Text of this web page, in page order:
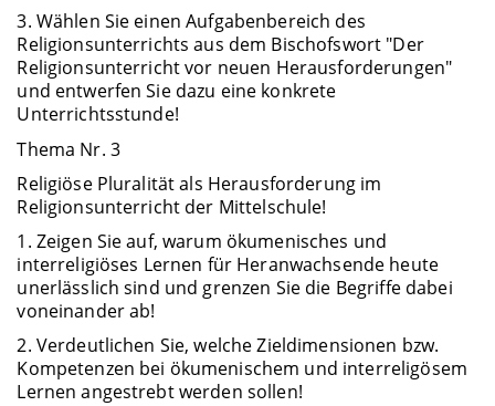
3. Wählen Sie einen Aufgabenbereich des
Religionsunterrichts aus dem Bischofswort "Der
Religionsunterricht vor neuen Herausforderungen"
und entwerfen Sie dazu eine konkrete
Unterrichtsstunde!
Thema Nr. 3
Religiöse Pluralität als Herausforderung im
Religionsunterricht der Mittelschule!
1. Zeigen Sie auf, warum ökumenisches und
interreligiöses Lernen für Heranwachsende heute
unerlässlich sind und grenzen Sie die Begriffe dabei
voneinander ab!
2. Verdeutlichen Sie, welche Zieldimensionen bzw.
Kompetenzen bei ökumenischem und interreligösem
Lernen angestrebt werden sollen!